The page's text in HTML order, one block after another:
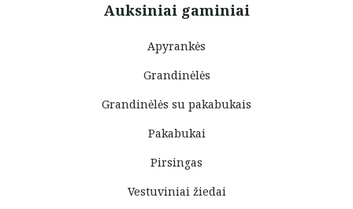
Auksiniai gaminiai
Apyrankės
Grandinėlės
Grandinėlės su pakabukais
Pakabukai
Pirsingas
Vestuviniai žiedai